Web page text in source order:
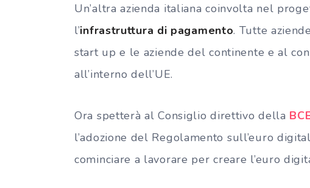
Un’altra azienda italiana coinvolta nel
l’infrastruttura di pagamento. Tutte
start up e le aziende del continente e al
all’interno dell’UE.
Ora spetterà al Consiglio direttivo della
l’adozione del Regolamento sull’euro
cominciare a lavorare per creare l’euro